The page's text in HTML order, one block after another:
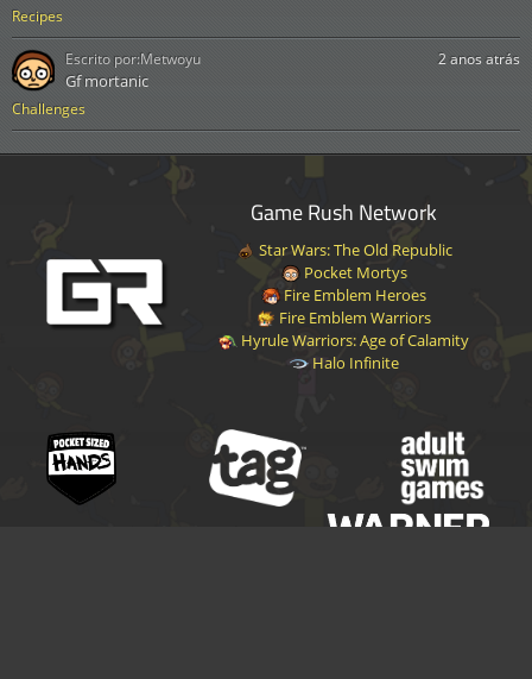
Recipes
Challenges
2 anos atrás
Gf mortanic
Escrito por:Metwoyu
Game Rush Network
Star Wars: The Old Republic
Pocket Mortys
Fire Emblem Heroes
Fire Emblem Warriors
Hyrule Warriors: Age of Calamity
Halo Infinite